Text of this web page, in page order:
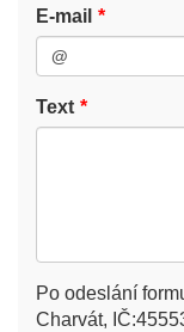
E-mail
Text
Po odeslání
Charvát,